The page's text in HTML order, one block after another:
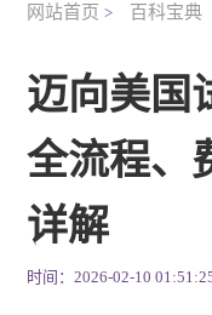
网站首页 > 百科宝典
迈向美国
全流程、
详解
时间：2026-02-10